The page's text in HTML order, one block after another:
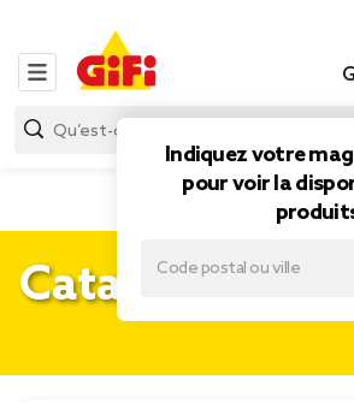
Indiquez votre
pour voir la
Catalogues